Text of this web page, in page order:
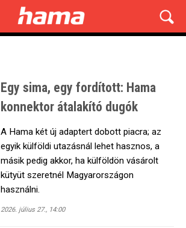
Egy sima, egy fordított: Hama
konnektor átalakító dugók
A Hama két új adaptert dobott piacra; az
egyik külföldi utazásnál lehet hasznos, a
másik pedig akkor, ha külföldön vásárolt
kütyüt szeretnél Magyarországon
használni.
2026. július 27., 14:00